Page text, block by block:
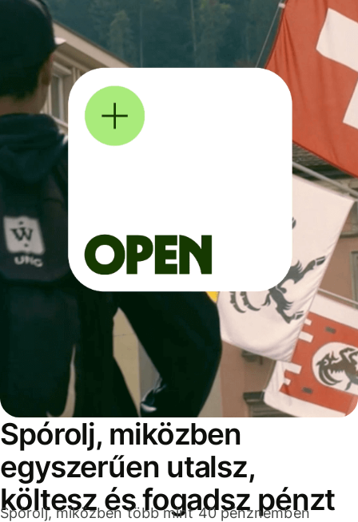
Spórolj, miközben
egyszerűen utalsz,
költesz és fogadsz pénzt
Spórolj, miközben több mint 40 pénznemben